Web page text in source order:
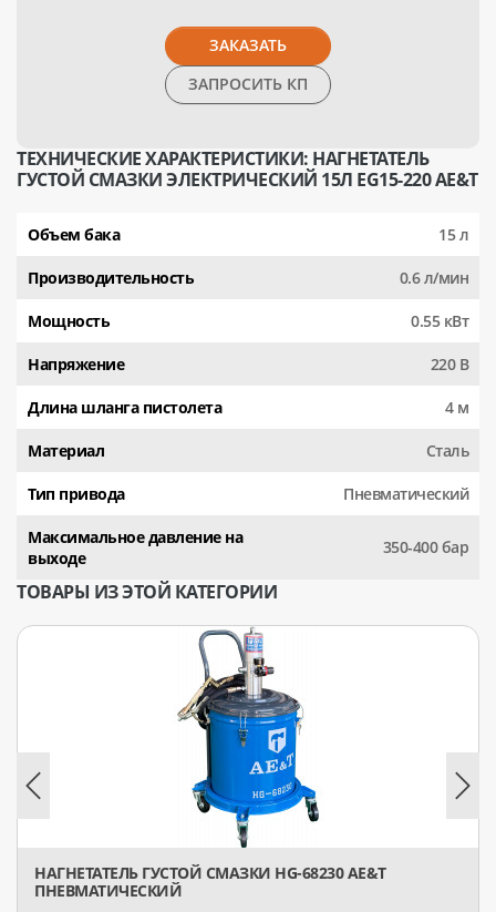
ЗАКАЗАТЬ
ЗАПРОСИТЬ КП
ТЕХНИЧЕСКИЕ ХАРАКТЕРИСТИКИ: НАГНЕТАТЕЛЬ
ГУСТОЙ СМАЗКИ ЭЛЕКТРИЧЕСКИЙ 15Л EG15-220 AE&T
Объем бака 15 л
Производительность 0.6 л/мин
Мощность 0.55 кВт
Напряжение 220 В
Длина шланга пистолета 4 м
Материал Сталь
Тип привода Пневматический
Максимальное давление на
выходе
350-400 бар
ТОВАРЫ ИЗ ЭТОЙ КАТЕГОРИИ
НАГНЕТАТЕЛЬ ГУСТОЙ СМАЗКИ HG-68230 AE&T
ПНЕВМАТИЧЕСКИЙ